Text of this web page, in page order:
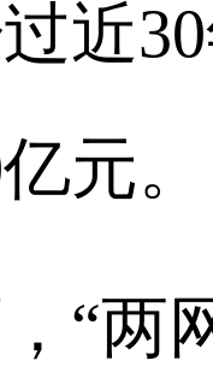
近
元。
两网